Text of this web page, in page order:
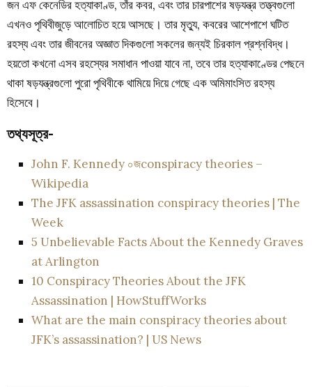
জন এফ কেনেডির হত্যাকাণ্ড, তাঁর কবর, এবং তার চারপাশের ষড়যন্ত্র তত্ত্বগুলো
এখনও পৃথিবীজুড়ে আলোচিত হয়ে আসছে। তার মৃত্যু, কবরের আশেপাশে ঘটিত
রহস্য এবং তার জীবনের অজ্ঞাত দিকগুলো সকলের জন্যই চিরকাল প্রশ্নবিদ্ধ।
হয়তো কখনো এসব রহস্যের সমাধান পাওয়া যাবে না, তবে তার হত্যাকাণ্ডের পেছনে
থাকা ষড়যন্ত্রগুলো পুরো পৃথিবীকে থামিয়ে দিয়ে গেছে এক অমিমাংসিত রহস্য
হিসেবে।
তথ্যসূত্র-
John F. Kennedy ০জconspiracy theories –
Wikipedia
The JFK assassination conspiracy theories | The
Week
5 Unbelievable Facts About the Kennedy Graves
at Arlington
10 Conspiracy Theories About the JFK
Assassination | HowStuffWorks
What are the main conspiracy theories about
JFK’s assassination? | US News